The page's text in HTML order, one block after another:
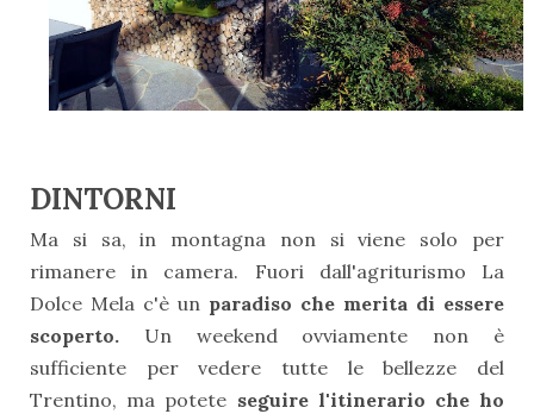
DINTORNI
Ma si sa, in montagna non si viene solo per
rimanere in camera. Fuori dall'agriturismo La
Dolce Mela c'è un paradiso che merita di essere
scoperto. Un weekend ovviamente non è
sufficiente per vedere tutte le bellezze del
Trentino, ma potete seguire l'itinerario che ho